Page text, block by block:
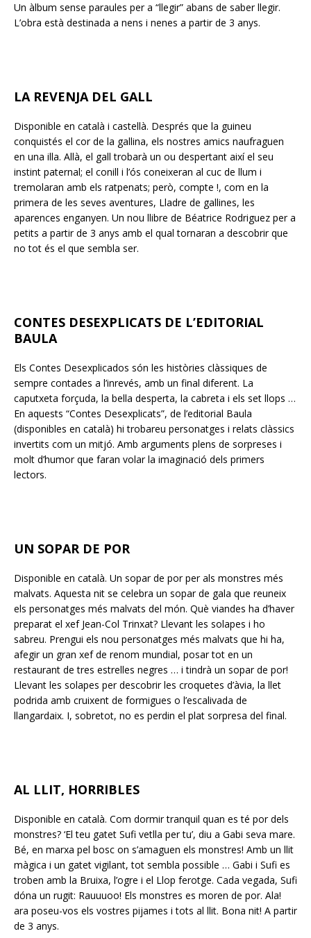
Un àlbum sense paraules per a “llegir” abans de saber llegir.
L’obra està destinada a nens i nenes a partir de 3 anys.
LA REVENJA DEL GALL
Disponible en català i castellà. Després que la guineu
conquistés el cor de la gallina, els nostres amics naufraguen
en una illa. Allà, el gall trobarà un ou despertant així el seu
instint paternal; el conill i l’ós coneixeran al cuc de llum i
tremolaran amb els ratpenats; però, compte !, com en la
primera de les seves aventures, Lladre de gallines, les
aparences enganyen. Un nou llibre de Béatrice Rodriguez per a
petits a partir de 3 anys amb el qual tornaran a descobrir que
no tot és el que sembla ser.
CONTES DESEXPLICATS DE L’EDITORIAL
BAULA
Els Contes Desexplicados són les històries clàssiques de
sempre contades a l’inrevés, amb un final diferent. La
caputxeta forçuda, la bella desperta, la cabreta i els set llops …
En aquests “Contes Desexplicats”, de l’editorial Baula
(disponibles en català) hi trobareu personatges i relats clàssics
invertits com un mitjó. Amb arguments plens de sorpreses i
molt d’humor que faran volar la imaginació dels primers
lectors.
UN SOPAR DE POR
Disponible en català. Un sopar de por per als monstres més
malvats. Aquesta nit se celebra un sopar de gala que reuneix
els personatges més malvats del món. Què viandes ha d’haver
preparat el xef Jean-Col Trinxat? Llevant les solapes i ho
sabreu. Prengui els nou personatges més malvats que hi ha,
afegir un gran xef de renom mundial, posar tot en un
restaurant de tres estrelles negres … i tindrà un sopar de por!
Llevant les solapes per descobrir les croquetes d’àvia, la llet
podrida amb cruixent de formigues o l’escalivada de
llangardaix. I, sobretot, no es perdin el plat sorpresa del final.
AL LLIT, HORRIBLES
Disponible en català. Com dormir tranquil quan es té por dels
monstres? ‘El teu gatet Sufi vetlla per tu’, diu a Gabi seva mare.
Bé, en marxa pel bosc on s’amaguen els monstres! Amb un llit
màgica i un gatet vigilant, tot sembla possible … Gabi i Sufi es
troben amb la Bruixa, l’ogre i el Llop ferotge. Cada vegada, Sufi
dóna un rugit: Rauuuoo! Els monstres es moren de por. Ala!
ara poseu-vos els vostres pijames i tots al llit. Bona nit! A partir
de 3 anys.